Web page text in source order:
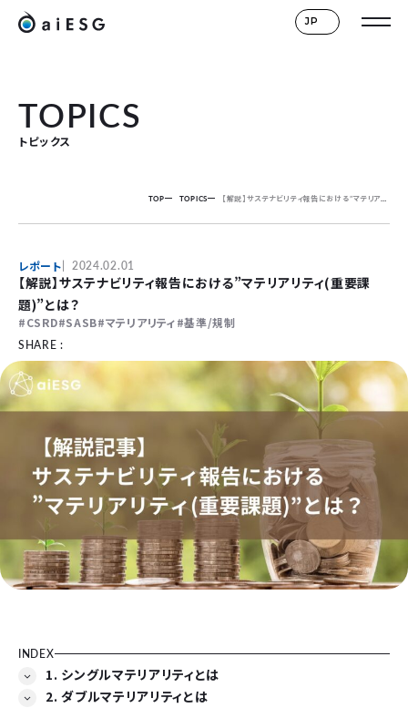
JP
TOPICS
トピックス
TOP TOPICS 【解説】サステナビリティ報告における”マテリアリティ(重要課題)”とは？
レポート 2024.02.01
【解説】サステナビリティ報告における”マテリアリティ(重要課
題)”とは？
CSRD SASB マテリアリティ
基準/規制
SHARE :
INDEX
1. シングルマテリアリティとは
2. ダブルマテリアリティとは